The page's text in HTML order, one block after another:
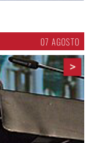
07 AGOSTO
>